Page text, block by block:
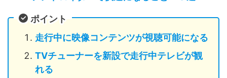
ポイント
走行中に映像コンテンツが視聴可能になる
TVチューナーを新設で走行中テレビが観
れる